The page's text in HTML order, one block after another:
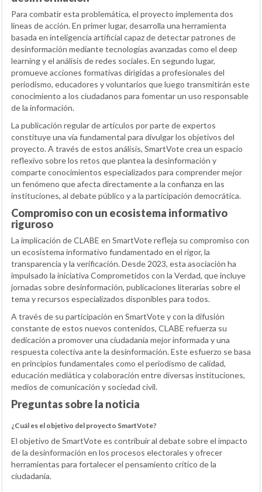
Para combatir esta problemática, el proyecto implementa dos
líneas de acción. En primer lugar, desarrolla una herramienta
basada en inteligencia artificial capaz de detectar patrones de
desinformación mediante tecnologías avanzadas como el deep
learning y el análisis de redes sociales. En segundo lugar,
promueve acciones formativas dirigidas a profesionales del
periodismo, educadores y voluntarios que luego transmitirán este
conocimiento a los ciudadanos para fomentar un uso responsable
de la información.
La publicación regular de artículos por parte de expertos
constituye una vía fundamental para divulgar los objetivos del
proyecto. A través de estos análisis, SmartVote crea un espacio
reflexivo sobre los retos que plantea la desinformación y
comparte conocimientos especializados para comprender mejor
un fenómeno que afecta directamente a la confianza en las
instituciones, al debate público y a la participación democrática.
Compromiso con un ecosistema informativo
riguroso
La implicación de CLABE en SmartVote refleja su compromiso con
un ecosistema informativo fundamentado en el rigor, la
transparencia y la verificación. Desde 2023, esta asociación ha
impulsado la iniciativa Comprometidos con la Verdad, que incluye
jornadas sobre desinformación, publicaciones literarias sobre el
tema y recursos especializados disponibles para todos.
A través de su participación en SmartVote y con la difusión
constante de estos nuevos contenidos, CLABE refuerza su
dedicación a promover una ciudadanía mejor informada y una
respuesta colectiva ante la desinformación. Este esfuerzo se basa
en principios fundamentales como el periodismo de calidad,
educación mediática y colaboración entre diversas instituciones,
medios de comunicación y sociedad civil.
Preguntas sobre la noticia
¿Cuál es el objetivo del proyecto SmartVote?
El objetivo de SmartVote es contribuir al debate sobre el impacto
de la desinformación en los procesos electorales y ofrecer
herramientas para fortalecer el pensamiento crítico de la
ciudadanía.